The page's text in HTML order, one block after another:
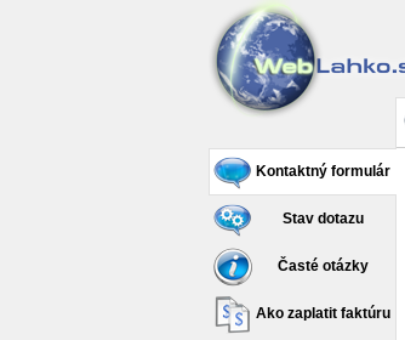
Kontaktný formulár
Stav dotazu
Časté otázky
Ako zaplatit faktúru